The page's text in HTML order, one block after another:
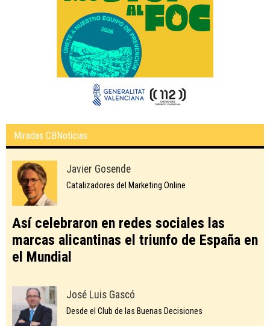
Miradas CBNoticias
Javier Gosende
Catalizadores del Marketing Online
Así celebraron en redes sociales las
marcas alicantinas el triunfo de España en
el Mundial
José Luis Gascó
Desde el Club de las Buenas Decisiones